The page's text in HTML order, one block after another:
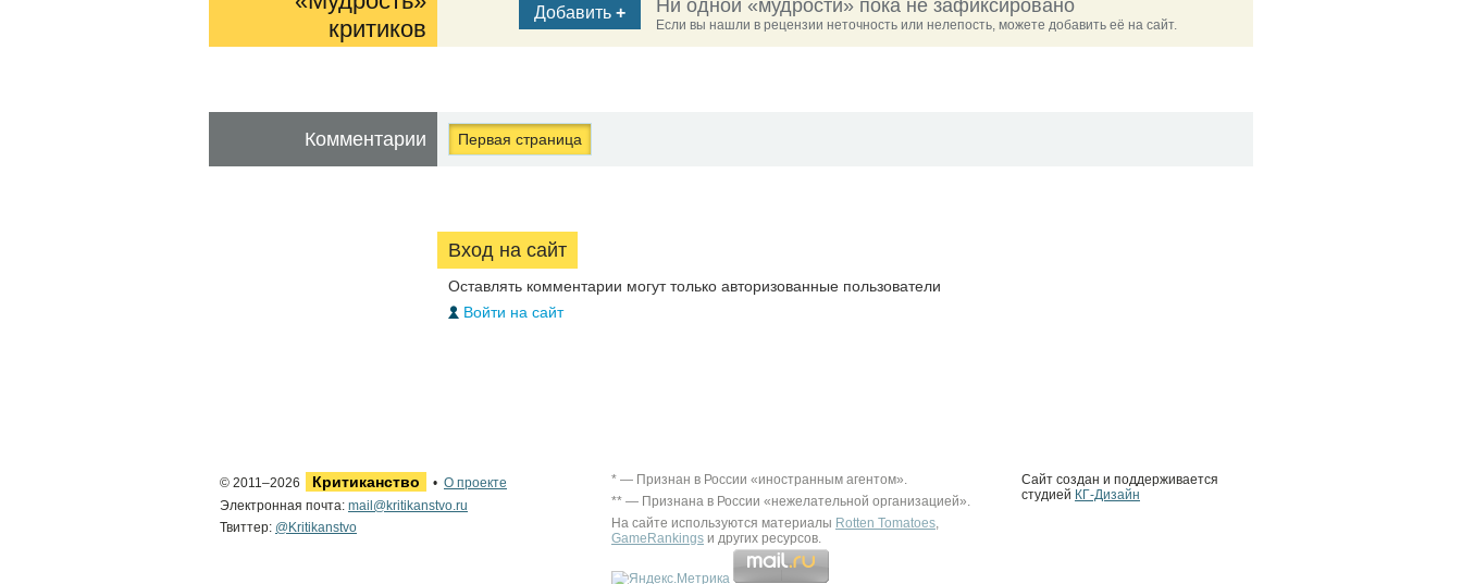
критиков
Добавить + Ни одной «мудрости» пока не зафиксировано
Если вы нашли в рецензии неточность или нелепость, можете добавить её на сайт.
Комментарии Первая страница
Вход на сайт
Оставлять комментарии могут только авторизованные пользователи
Войти на сайт
© 2011–2026 Критиканство • О проекте
Электронная почта: mail@kritikanstvo.ru
Твиттер: @Kritikanstvo
* — Признан в России «иностранным агентом».
** — Признана в России «нежелательной организацией».
На сайте используются материалы Rotten Tomatoes,
GameRankings и других ресурсов.
Сайт создан и поддерживается
студией КГ-Дизайн